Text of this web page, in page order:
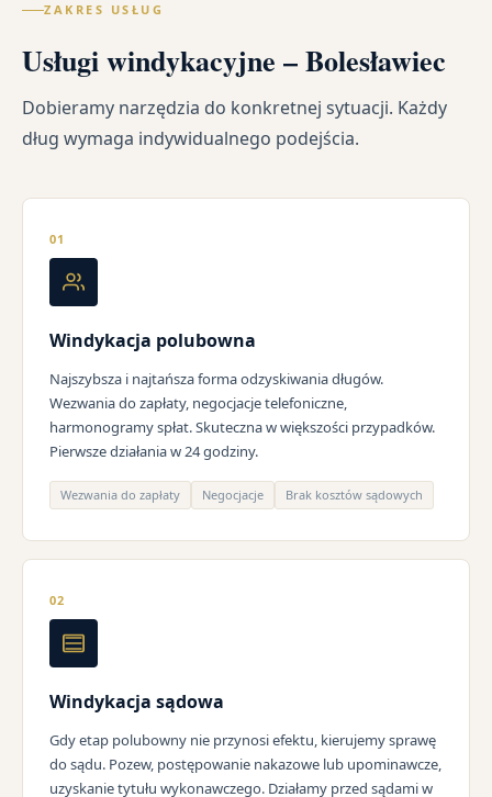
ZAKRES USŁUG
Usługi windykacyjne – Bolesławiec
Dobieramy narzędzia do konkretnej sytuacji. Każdy
dług wymaga indywidualnego podejścia.
01
Windykacja polubowna
Najszybsza i najtańsza forma odzyskiwania długów.
Wezwania do zapłaty, negocjacje telefoniczne,
harmonogramy spłat. Skuteczna w większości przypadków.
Pierwsze działania w 24 godziny.
Wezwania do zapłaty Negocjacje Brak kosztów sądowych
02
Windykacja sądowa
Gdy etap polubowny nie przynosi efektu, kierujemy sprawę
do sądu. Pozew, postępowanie nakazowe lub upominawcze,
uzyskanie tytułu wykonawczego. Działamy przed sądami w